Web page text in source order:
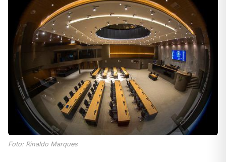
Foto: Rinaldo Marques